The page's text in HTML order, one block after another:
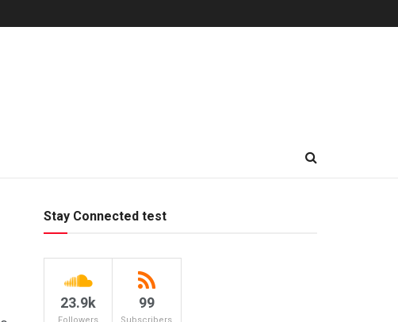
Stay Connected test
23.9k 99